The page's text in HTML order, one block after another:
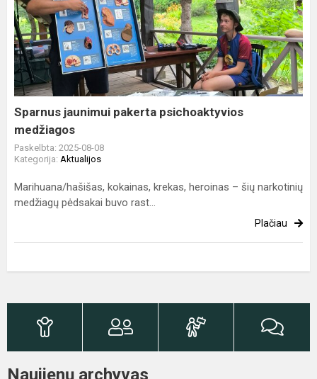
jaunimui
pakerta
psichoaktyvios
medžiagos
Sparnus jaunimui pakerta psichoaktyvios
medžiagos
Paskelbta: 2025-08-08
Kategorija: Aktualijos
Marihuana/hašišas, kokainas, krekas, heroinas – šių narkotinių
medžiagų pėdsakai buvo rast...
Plačiau
Naujienų archyvas